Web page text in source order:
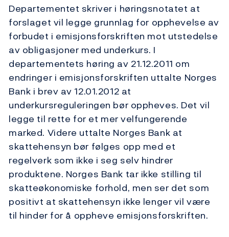
Departementet skriver i høringsnotatet at
forslaget vil legge grunnlag for opphevelse av
forbudet i emisjonsforskriften mot utstedelse
av obligasjoner med underkurs. I
departementets høring av 21.12.2011 om
endringer i emisjonsforskriften uttalte Norges
Bank i brev av 12.01.2012 at
underkursreguleringen bør oppheves. Det vil
legge til rette for et mer velfungerende
marked. Videre uttalte Norges Bank at
skattehensyn bør følges opp med et
regelverk som ikke i seg selv hindrer
produktene. Norges Bank tar ikke stilling til
skatteøkonomiske forhold, men ser det som
positivt at skattehensyn ikke lenger vil være
til hinder for å oppheve emisjonsforskriften.